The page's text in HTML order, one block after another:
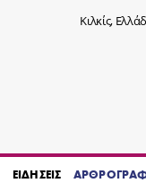
Κιλκίς,
ΕΙΔΗΣΕΙΣ